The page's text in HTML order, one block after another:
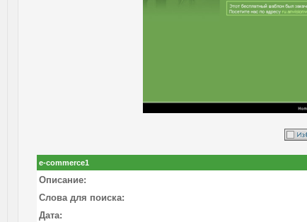
e-commerce1
Описание:
Слова для поиска:
Дата: